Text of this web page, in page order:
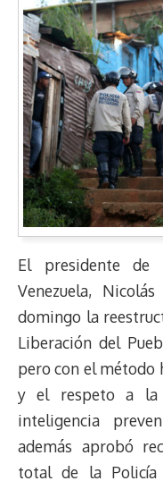
El presidente de
Venezuela,
domingo la
Liberación del
pero con el método
y el respeto a la
inteligencia
además aprobó
total de la Policía